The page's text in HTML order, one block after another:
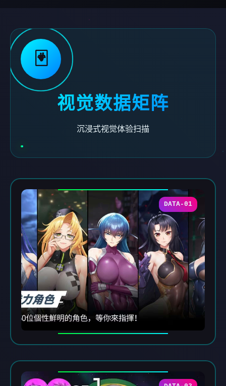
🃏
视觉数据矩阵
沉浸式视觉体验扫描
DATA-01